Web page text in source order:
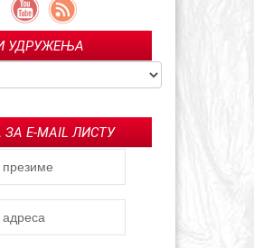
мемориам: Драгољуб "Драган" М.
УДРУЖЕЊА
E-MAIL ЛИСТУ